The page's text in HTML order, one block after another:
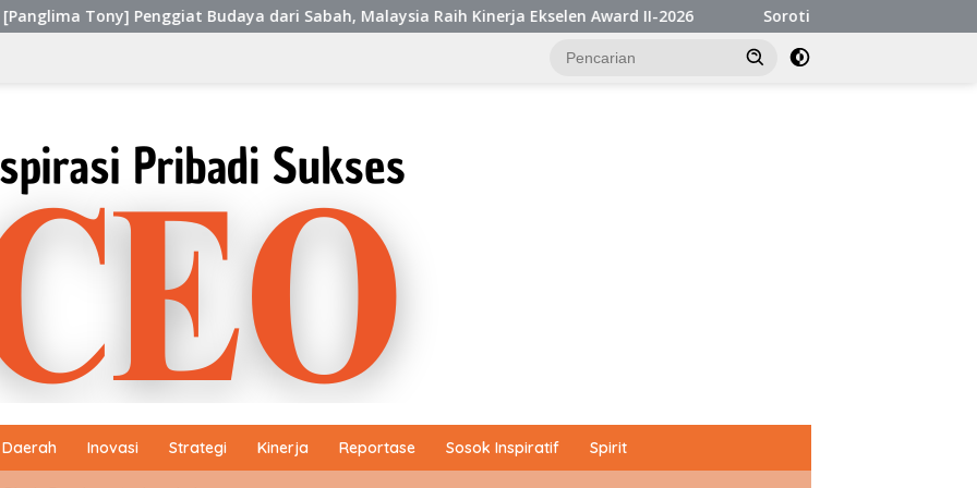
Budaya dari Sabah, Malaysia Raih Kinerja Ekselen Award II-2026 Soroti Ketimpangan Penegakan Hukum, Rieke
Daerah Inovasi Strategi Kinerja Reportase Sosok Inspiratif Spirit